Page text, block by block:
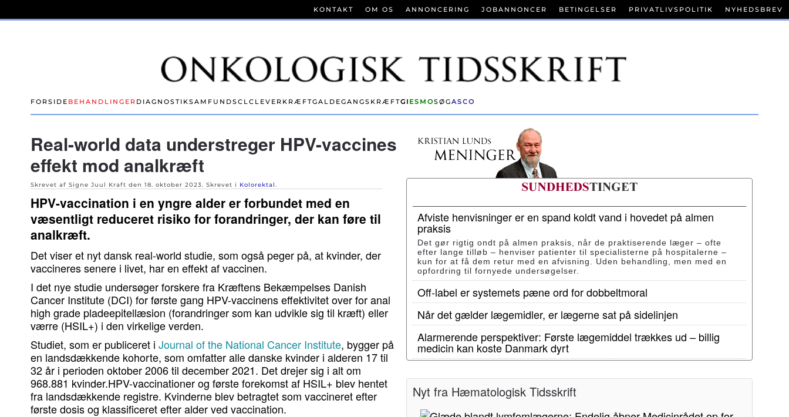
Skip to main content
FORSIDE BEHANDLINGER DIAGNOSTIKSAMFUNDSCLC LEVERKRÆFTGALDEGANGSKRÆFTGI ESMOSØGASCO
KONTAKT OM OS ANNONCERING JOBANNONCER BETINGELSER PRIVATLIVSPOLITIK NYHEDSBREV
Real-world data understreger HPV-vaccines
effekt mod analkræft
Skrevet af Signe Juul Kraft den 18. oktober 2023. Skrevet i Kolorektal.
HPV-vaccination i en yngre alder er forbundet med en
væsentligt reduceret risiko for forandringer, der kan føre til
analkræft.
Det viser et nyt dansk real-world studie, som også peger på, at kvinder, der
vaccineres senere i livet, har en effekt af vaccinen.
I det nye studie undersøger forskere fra Kræftens Bekæmpelses Danish
Cancer Institute (DCI) for første gang HPV-vaccinens effektivitet over for anal
high grade pladeepitellæsion (forandringer som kan udvikle sig til kræft) eller
værre (HSIL+) i den virkelige verden.
Studiet, som er publiceret i Journal of the National Cancer Institute, bygger på
en landsdækkende kohorte, som omfatter alle danske kvinder i alderen 17 til
32 år i perioden oktober 2006 til december 2021. Det drejer sig i alt om
968.881 kvinder.HPV-vaccinationer og første forekomst af HSIL+ blev hentet
fra landsdækkende registre. Kvinderne blev betragtet som vaccineret efter
første dosis og klassificeret efter alder ved vaccination.
Afviste henvisninger er en spand koldt vand i hovedet på almen
praksis
Det gør rigtig ondt på almen praksis, når de praktiserende læger – ofte
efter lange tilløb – henviser patienter til specialisterne på hospitalerne –
kun for at få dem retur med en afvisning. Uden behandling, men med en
opfordring til fornyede undersøgelser.
Off-label er systemets pæne ord for dobbeltmoral
Når det gælder lægemidler, er lægerne sat på sidelinjen
Alarmerende perspektiver: Første lægemiddel trækkes ud – billig
medicin kan koste Danmark dyrt
Nyt fra Hæmatologisk Tidsskrift